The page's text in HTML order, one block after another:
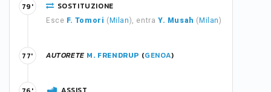
SOSTITUZIONE
Esce F. Tomori ( Milan), entraY. Musah ( Milan)
79'
AUTORETE M. FRENDRUP (GENOA)
77'